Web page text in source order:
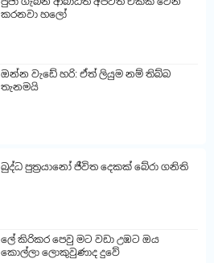
කරනවා හලෝ
ඔන්න වැඩේ හරි: ඒත් ලියුම නම් තිබ්බ
තැනමයි
බුද්ධ පුත්‍රයානෝ ජීවිත දෙකක් බේරා ගනිති
ලේ කිරිකර පෙවු මට වඩා උඹට ඔය
කොල්ලා ලොකුවුණාද දුවේ